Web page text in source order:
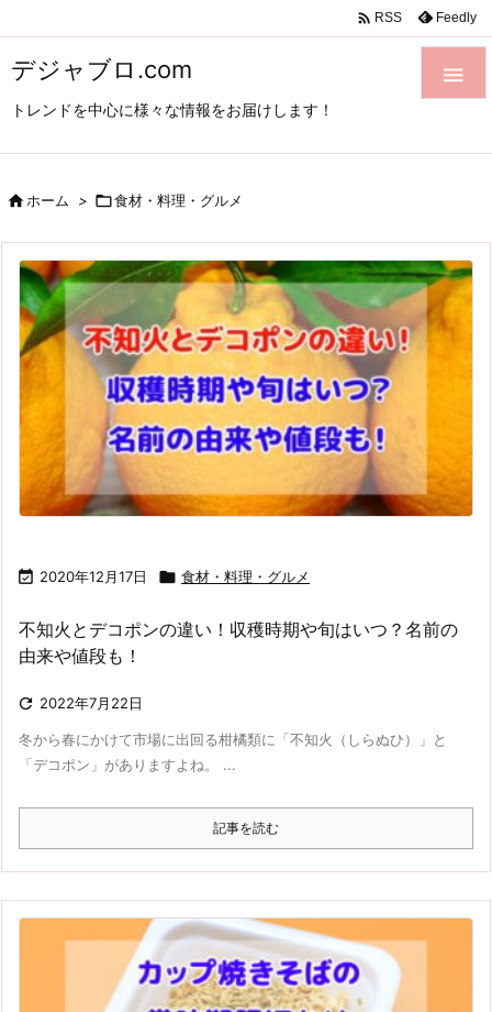
デジャブロ.com
トレンドを中心に様々な情報をお届けします！

 RSS Feedly
ホーム > 食材・料理・グルメ
 2020年12月17日  食材・料理・グルメ
不知火とデコポンの違い！収穫時期や旬はいつ？名前の
由来や値段も！
 2022年7月22日
冬から春にかけて市場に出回る柑橘類に「不知火（しらぬひ）」と
「デコポン」がありますよね。 ...
記事を読む